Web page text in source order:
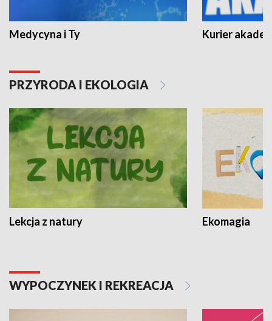
Medycyna i Ty Kurier
PRZYRODA I EKOLOGIA
Lekcja z natury Ekomagia
WYPOCZYNEK I REKREACJA